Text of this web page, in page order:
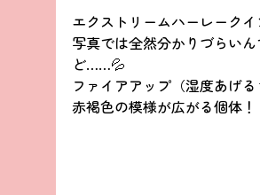
エクストリームハーレークイ
写真では全然分かりづらい
ど……💦
ファイアアップ（湿度あげ
赤褐色の模様が広がる個体！